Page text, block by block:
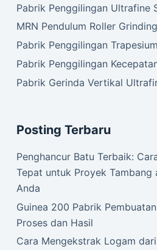
Pabrik Penggilingan Ultrafine
MRN Pendulum Roller
Pabrik Penggilingan
Pabrik Penggilingan
Pabrik Gerinda Vertikal
Posting Terbaru
Penghancur Batu Terbaik:
Tepat untuk Proyek Tambang
Anda
Guinea 200 Pabrik
Proses dan Hasil
Cara Mengekstrak Logam